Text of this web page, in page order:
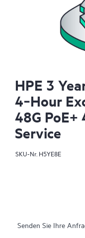
HPE 3
4‑Hour
48G PoE+
Service
SKU-Nr. H5YE8E
Senden Sie Ihre